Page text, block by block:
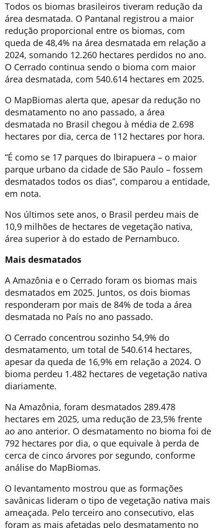
Todos os biomas brasileiros tiveram redução da
área desmatada. O Pantanal registrou a maior
redução proporcional entre os biomas, com
queda de 48,4% na área desmatada em relação a
2024, somando 12.260 hectares perdidos no ano.
O Cerrado continua sendo o bioma com maior
área desmatada, com 540.614 hectares em 2025.
O MapBiomas alerta que, apesar da redução no
desmatamento no ano passado, a área
desmatada no Brasil chegou à média de 2.698
hectares por dia, cerca de 112 hectares por hora.
“É como se 17 parques do Ibirapuera – o maior
parque urbano da cidade de São Paulo – fossem
desmatados todos os dias”, comparou a entidade,
em nota.
Nos últimos sete anos, o Brasil perdeu mais de
10,9 milhões de hectares de vegetação nativa,
área superior à do estado de Pernambuco.
Mais desmatados
A Amazônia e o Cerrado foram os biomas mais
desmatados em 2025. Juntos, os dois biomas
responderam por mais de 84% de toda a área
desmatada no País no ano passado.
O Cerrado concentrou sozinho 54,9% do
desmatamento, um total de 540.614 hectares,
apesar da queda de 16,9% em relação a 2024. O
bioma perdeu 1.482 hectares de vegetação nativa
diariamente.
Na Amazônia, foram desmatados 289.478
hectares em 2025, uma redução de 23,5% frente
ao ano anterior. O desmatamento no bioma foi de
792 hectares por dia, o que equivale à perda de
cerca de cinco árvores por segundo, conforme
análise do MapBiomas.
O levantamento mostrou que as formações
savânicas lideram o tipo de vegetação nativa mais
ameaçada. Pelo terceiro ano consecutivo, elas
foram as mais afetadas pelo desmatamento no